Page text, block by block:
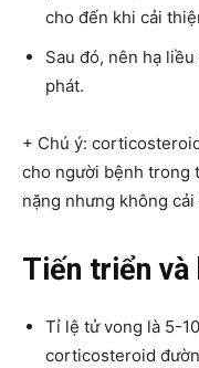
cho đến khi cải
Sau đó, nên hạ
phát.
+ Chú ý:
cho người bệnh trong
nặng nhưng không
Tiến triển và
Tỉ lệ tử vong là 5-
corticosteroid